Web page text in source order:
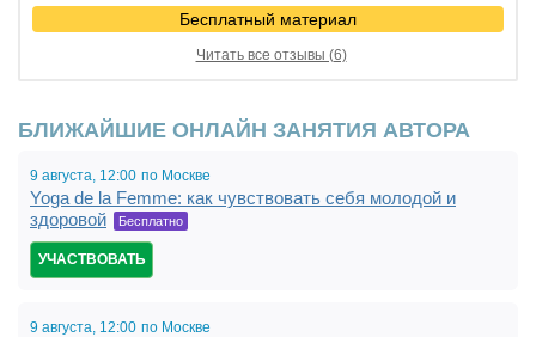
Бесплатный материал
Читать все отзывы (6)
БЛИЖАЙШИЕ ОНЛАЙН ЗАНЯТИЯ АВТОРА
9 августа, 12:00,
19:00
по Москве
Yoga de la Femme: как чувствовать себя молодой и
здоровой
Бесплатно
УЧАСТВОВАТЬ
9 августа, 12:00, по Москве